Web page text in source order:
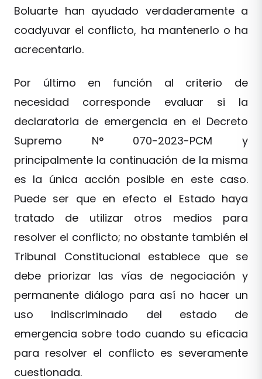
Boluarte han ayudado verdaderamente a
coadyuvar el conflicto, ha mantenerlo o ha
acrecentarlo.
Por último en función al criterio de
necesidad corresponde evaluar si la
declaratoria de emergencia en el Decreto
Supremo N° 070-2023-PCM y
principalmente la continuación de la misma
es la única acción posible en este caso.
Puede ser que en efecto el Estado haya
tratado de utilizar otros medios para
resolver el conflicto; no obstante también el
Tribunal Constitucional establece que se
debe priorizar las vías de negociación y
permanente diálogo para así no hacer un
uso indiscriminado del estado de
emergencia sobre todo cuando su eficacia
para resolver el conflicto es severamente
cuestionada.